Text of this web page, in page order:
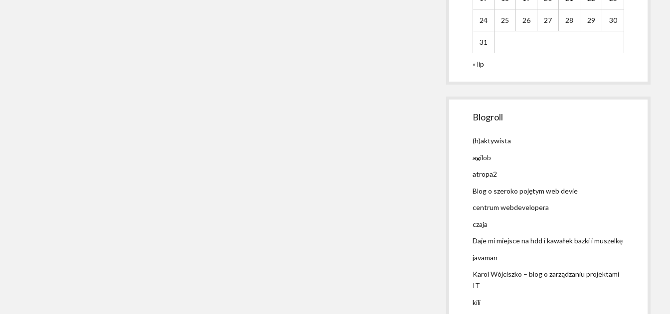
24 25 26 27 28 29 30
31
« lip
Blogroll
(h)aktywista
agilob
atropa2
Blog o szeroko pojętym web devie
centrum webdevelopera
czaja
Daje mi miejsce na hdd i kawałek bazki i muszelkę
javaman
Karol Wójciszko – blog o zarządzaniu projektami
IT
kili